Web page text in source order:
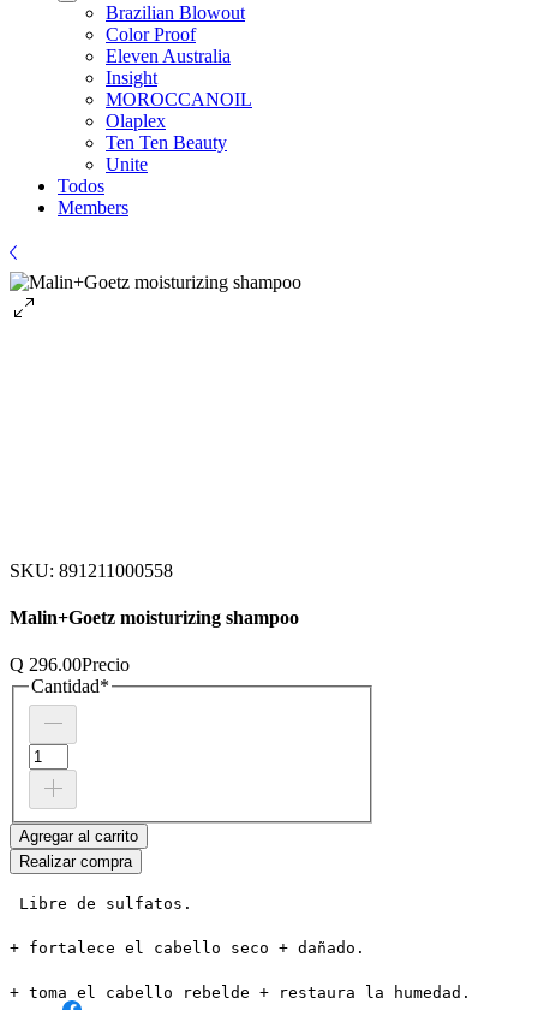
Brazilian Blowout
Color Proof
Eleven Australia
Insight
MOROCCANOIL
Olaplex
Ten Ten Beauty
Unite
Todos
Members
SKU: 891211000558
Malin+Goetz moisturizing shampoo
Q 296.00Precio
Cantidad*
Agregar al carrito
Realizar compra
Libre de sulfatos.
+ fortalece el cabello seco + dañado.
+ toma el cabello rebelde + restaura la humedad.